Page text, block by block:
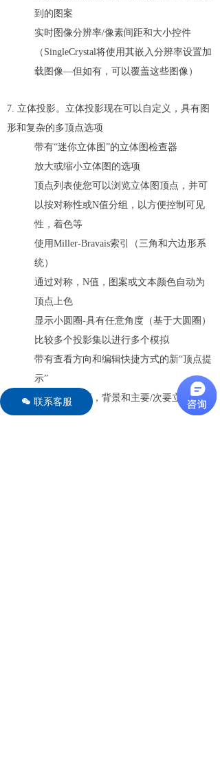
到的图案
实时图像分辨率/像素间距和大小控件
（SingleCrystal将使用其嵌入分辨率设置加
载图像—但如有，可以覆盖这些图像）
7. 立体投影。立体投影现在可以自定义，具有图
形和复杂的多顶点选项
带有“迷你立体图”的立体图检查器
放大或缩小立体图的选项
顶点列表使您可以浏览立体图顶点，并可
以按对称性或N值分组，以方便控制可见
性，着色等
使用Miller-Bravais索引（三角和六边形系
统）
通过对称，N值，图案或文本颜色自动为
顶点上色
显示小圆圈-具有任意角度（基于大圆圈）
比较多个投影集以进行多个模拟
带有查看方向和编辑快捷方式的新“顶点提
示”
多种显示选项，背景和主要/次要立体声网
络选项
너 联系客服